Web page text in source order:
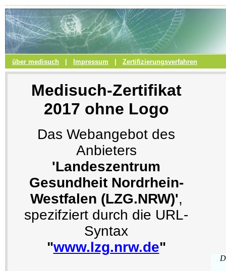
über medisuch Impressum Zertifizierungsverfahren
Medisuch-Zertifikat
2017 ohne Logo
Das Webangebot des
Anbieters
'Landeszentrum
Gesundheit Nordrhein-
Westfalen (LZG.NRW)',
spezifziert durch die URL-
Syntax
"www.lzg.nrw.de"